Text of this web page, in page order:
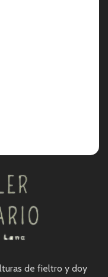
de fieltro y doy